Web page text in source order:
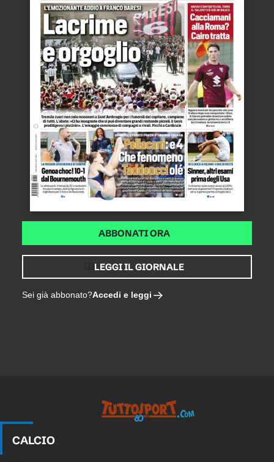
ABBONATI ORA
LEGGI IL GIORNALE
Sei già abbonato?Accedi e leggi
CALCIO